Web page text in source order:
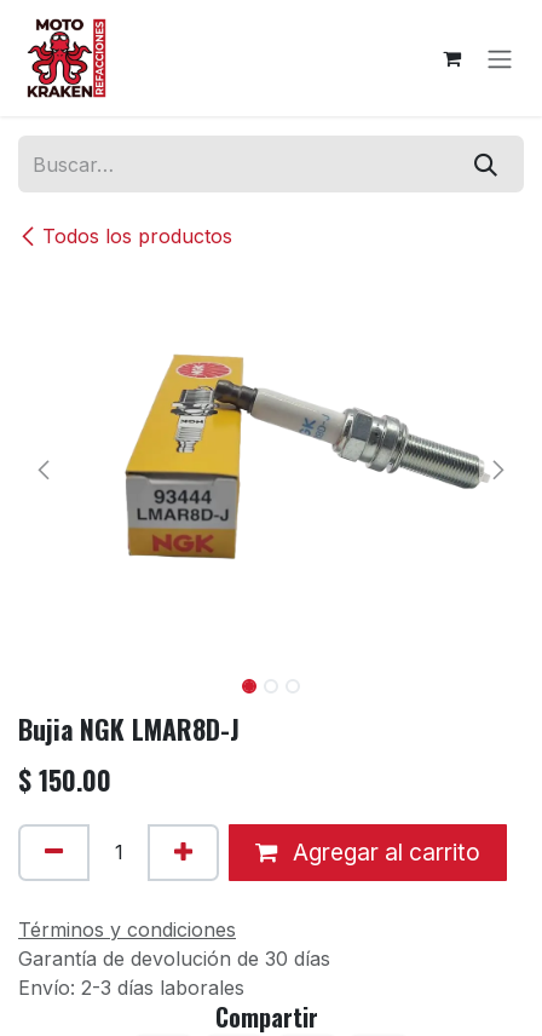
Ir al contenido
Todos los productos
Bujia NGK LMAR8D-J
$150.00
Agregar al carrito
Términos y condiciones
Garantía de devolución de 30 días
Envío: 2-3 días laborales
Compartir